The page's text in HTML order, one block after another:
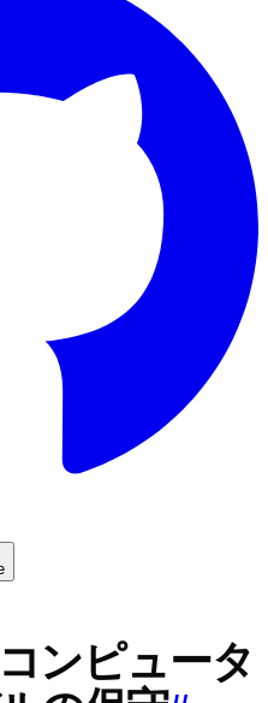
ンピュータ